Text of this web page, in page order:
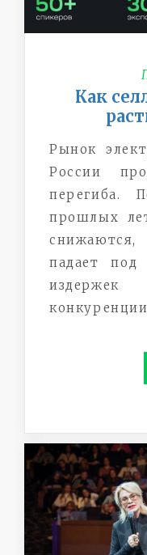
Как
Рынок
России
перегиба.
прошлых
падает под